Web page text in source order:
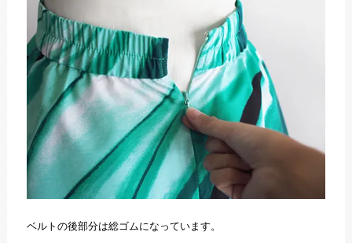
ベルトの後部分は総ゴムになっています。